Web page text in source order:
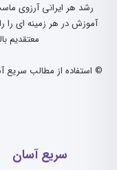
رشد هر ایرانی آرزوی
آموزش در هر زمینه ای را
معتقدیم
© استفاده از مطالب سریع
سریع آسان